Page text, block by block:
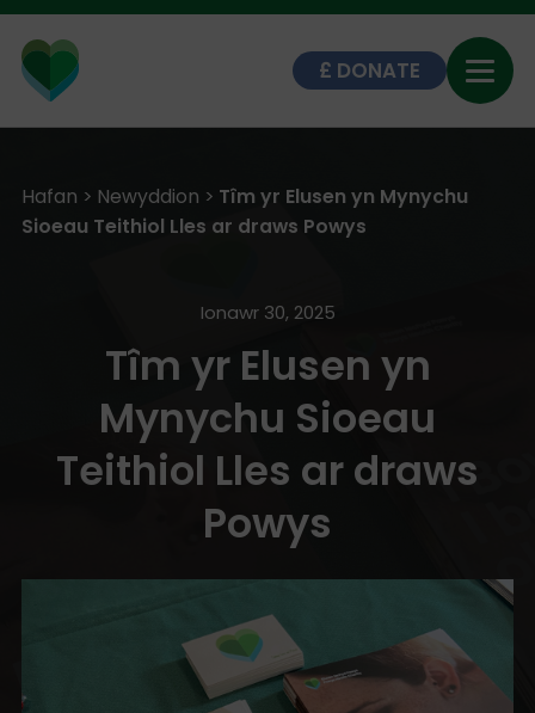
DONATE
Hafan > Newyddion > Tîm yr Elusen yn Mynychu
Sioeau Teithiol Lles ar draws Powys
Ionawr 30, 2025
Tîm yr Elusen yn
Mynychu Sioeau
Teithiol Lles ar draws
Powys